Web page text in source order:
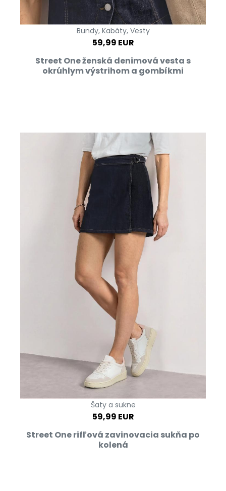
Bundy, Kabáty, Vesty
59,99 EUR
Street One ženská denimová vesta s
okrúhlym výstrihom a gombíkmi
Šaty a sukne
59,99 EUR
Street One rifľová zavinovacia sukňa po
kolená